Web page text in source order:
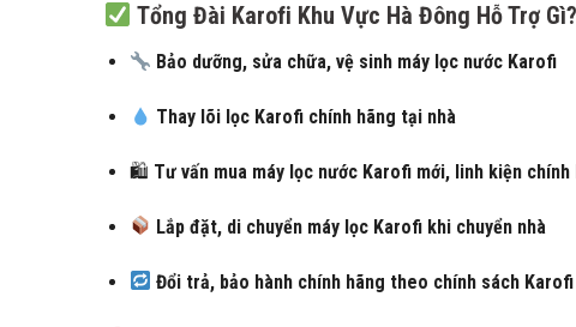
Tổng Đài Karofi Khu Vực Hà Đông Hỗ Trợ Gì?
Bảo dưỡng, sửa chữa, vệ sinh máy lọc nước Karofi
Thay lõi lọc Karofi chính hãng tại nhà
🛍 Tư vấn mua máy lọc nước Karofi mới, linh kiện chính
Lắp đặt, di chuyển máy lọc Karofi khi chuyển nhà
Đổi trả, bảo hành chính hãng theo chính sách Karofi